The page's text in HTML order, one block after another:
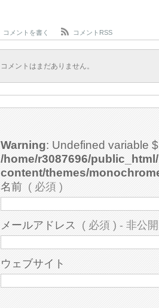
コメントを書く コメントRSS
コメントはまだありません。
Warning : Undefined variable
/home/r3087696/
content/themes/
名前 ( 必須 )
メールアドレス ( 必須 ) - 非公
ウェブサイト